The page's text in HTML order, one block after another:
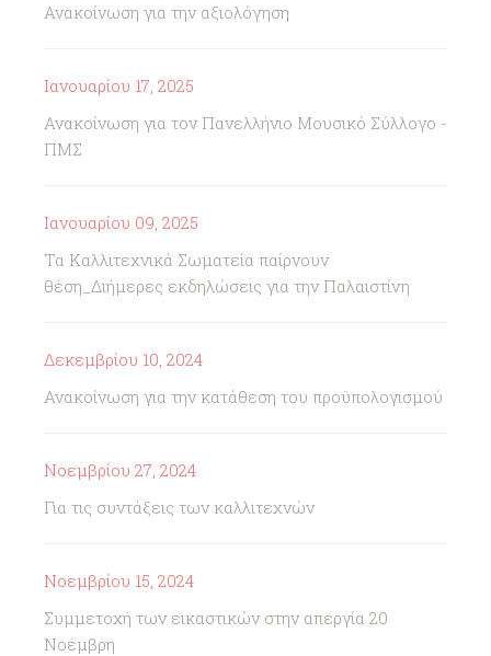
Ανακοίνωση για την αξιολόγηση
Ιανουαρίου 17, 2025
Ανακοίνωση για τον Πανελλήνιο Μουσικό Σύλλογο -
ΠΜΣ
Ιανουαρίου 09, 2025
Τα Καλλιτεχνικά Σωματεία παίρνουν
θέση_Διήμερες εκδηλώσεις για την Παλαιστίνη
Δεκεμβρίου 10, 2024
Ανακοίνωση για την κατάθεση του προϋπολογισμού
Νοεμβρίου 27, 2024
Για τις συντάξεις των καλλιτεχνών
Νοεμβρίου 15, 2024
Συμμετοχή των εικαστικών στην απεργία 20
Νοέμβρη